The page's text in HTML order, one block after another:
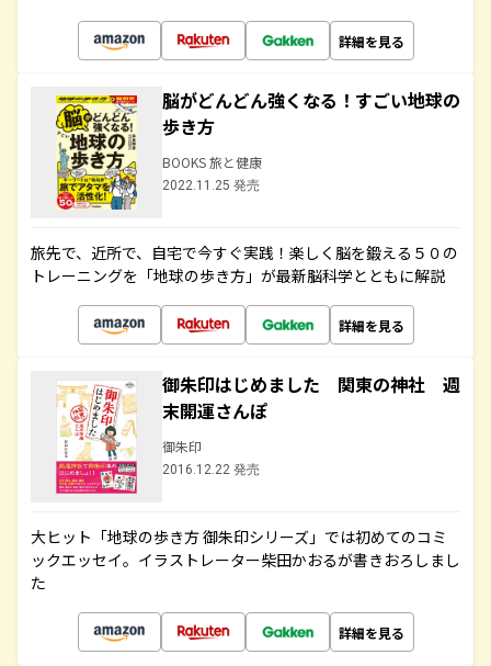
詳細を見る
脳がどんどん強くなる！すごい地球の
歩き方
BOOKS 旅と健康
2022.11.25 発売
旅先で、近所で、自宅で今すぐ実践！楽しく脳を鍛える５０の
トレーニングを「地球の歩き方」が最新脳科学とともに解説
詳細を見る
御朱印はじめました 関東の神社 週
末開運さんぽ
御朱印
2016.12.22 発売
大ヒット「地球の歩き方 御朱印シリーズ」では初めてのコミ
ックエッセイ。イラストレーター柴田かおるが書きおろしまし
た
詳細を見る